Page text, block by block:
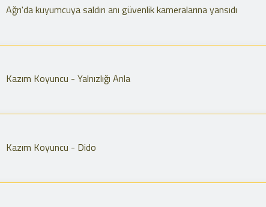
Ağrı'da kuyumcuya saldırı anı güvenlik kameralarına yansıdı
Kazım Koyuncu - Yalnızlığı Anla
Kazım Koyuncu - Dido